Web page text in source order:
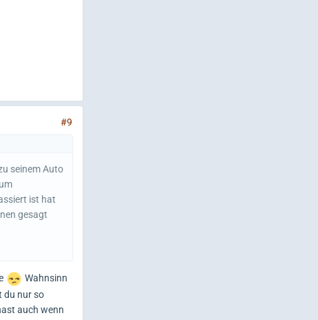
#9
seinem Auto
ist hat
gesagt
Wahnsinn
du nur so
auch wenn